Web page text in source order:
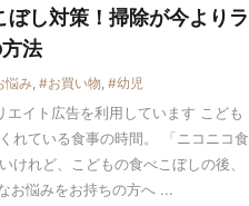
ぼし対策！掃除が今よりラ
法
悩み #お買い物 #幼児
エイト広告を利用しています こども
れている食事の時間。 「ニコニコ食
けれど、こどもの食べこぼしの後、
お悩みをお持ちの方へ ...